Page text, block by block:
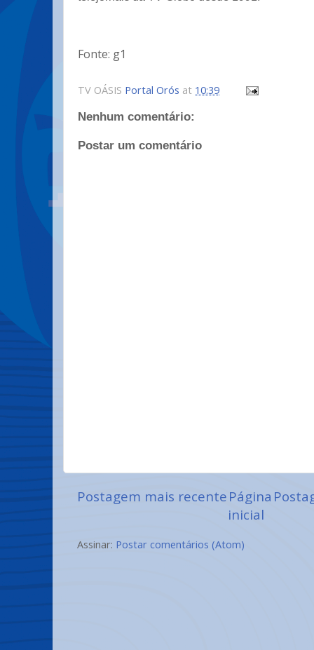
Fonte: g1
TV OÁSIS Portal Orós at 10:39
Nenhum comentário:
Postar um comentário
Postagem mais recentePágina
inicial
Assinar: Postar comentários (Atom)